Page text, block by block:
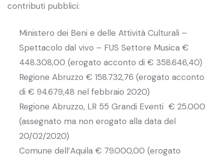
contributi pubblici:
Ministero dei Beni e delle Attività Culturali –
Spettacolo dal vivo – FUS Settore Musica €
448.308,00 (erogato acconto di € 358.646,40)
Regione Abruzzo € 158.732,76 (erogato acconto
di € 94.679,48 nel febbraio 2020)
Regione Abruzzo, LR 55 Grandi Eventi € 25.000
(assegnato ma non erogato alla data del
20/02/2020)
Comune dell’Aquila € 79.000,00 (erogato